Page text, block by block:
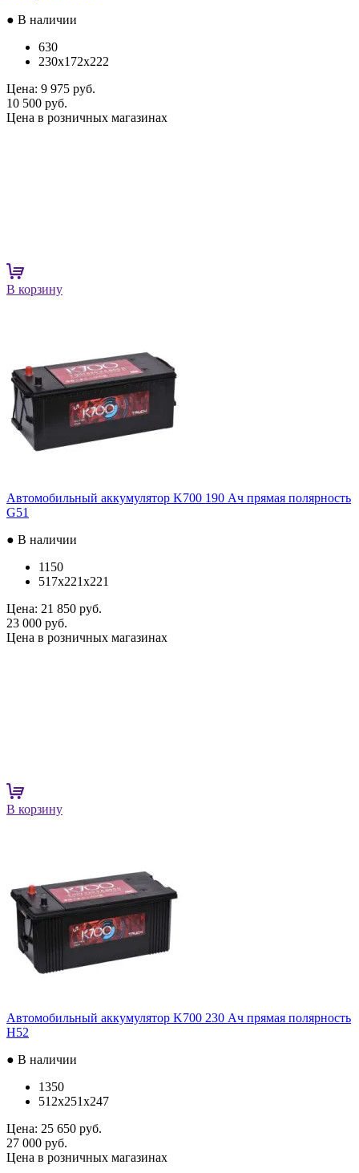
● В наличии
630
230x172x222
Цена: 9 975 руб.
10 500 руб.
Цена в розничных магазинах
В корзину
Автомобильный аккумулятор K700 190 Ач прямая полярность
G51
● В наличии
1150
517x221x221
Цена: 21 850 руб.
23 000 руб.
Цена в розничных магазинах
В корзину
Автомобильный аккумулятор K700 230 Ач прямая полярность
H52
● В наличии
1350
512x251x247
Цена: 25 650 руб.
27 000 руб.
Цена в розничных магазинах